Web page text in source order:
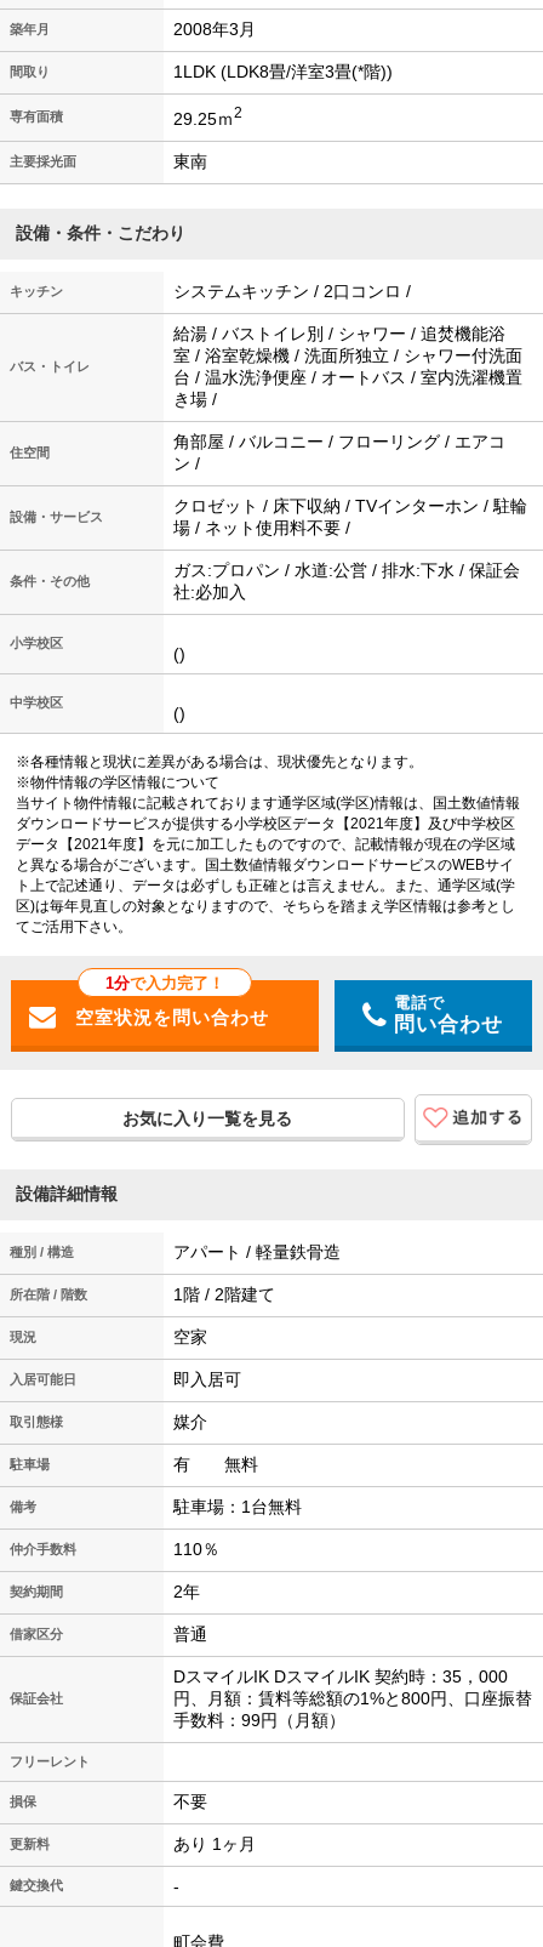
築年月 2008年3月
間取り 1LDK (LDK8畳/洋室3畳(*階))
専有面積 29.25ｍ2
主要採光面 東南
設備・条件・こだわり
キッチン システムキッチン / 2口コンロ /
バス・トイレ
給湯 / バストイレ別 / シャワー / 追焚機能浴
室 / 浴室乾燥機 / 洗面所独立 / シャワー付洗面
台 / 温水洗浄便座 / オートバス / 室内洗濯機置
き場 /
住空間
角部屋 / バルコニー / フローリング / エアコ
ン /
設備・サービス
クロゼット / 床下収納 / TVインターホン / 駐輪
場 / ネット使用料不要 /
条件・その他
ガス:プロパン / 水道:公営 / 排水:下水 / 保証会
社:必加入
小学校区
()
中学校区
()
※各種情報と現状に差異がある場合は、現状優先となります。
※物件情報の学区情報について
当サイト物件情報に記載されております通学区域(学区)情報は、国土数値情報
ダウンロードサービスが提供する小学校区データ【2021年度】及び中学校区
データ【2021年度】を元に加工したものですので、記載情報が現在の学区域
と異なる場合がございます。国土数値情報ダウンロードサービスのWEBサイ
ト上で記述通り、データは必ずしも正確とは言えません。また、通学区域(学
区)は毎年見直しの対象となりますので、そちらを踏まえ学区情報は参考とし
てご活用下さい。
1分で入力完了！
電話で
問い合わせ
お気に入り一覧を見る
設備詳細情報
種別 / 構造 アパート / 軽量鉄骨造
所在階 / 階数 1階 / 2階建て
現況 空家
入居可能日 即入居可
取引態様 媒介
駐車場 有 無料
備考 駐車場：1台無料
仲介手数料 110％
契約期間 2年
借家区分 普通
保証会社
DスマイルIK DスマイルIK 契約時：35，000
円、月額：賃料等総額の1%と800円、口座振替
手数料：99円（月額）
フリーレント
損保 不要
更新料 あり 1ヶ月
鍵交換代 -
町会費